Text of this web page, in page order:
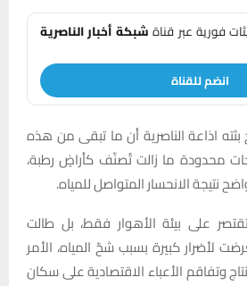
فورية عبر قناةشبكة أخبار الناصرية
انضم للقناة
اذاعة الناصرية أن ما تبقى من هذه
محدودة ما زالت تُصنّف كأراضٍ رطبة،
نتيجة الانحسار المتواصل للمياه.
على بيئة الأهوار فقط، بل طالت
لأضرار كبيرة بسبب شحّ المياه، الأمر
وتفاقم الأعباء الاقتصادية على سكان